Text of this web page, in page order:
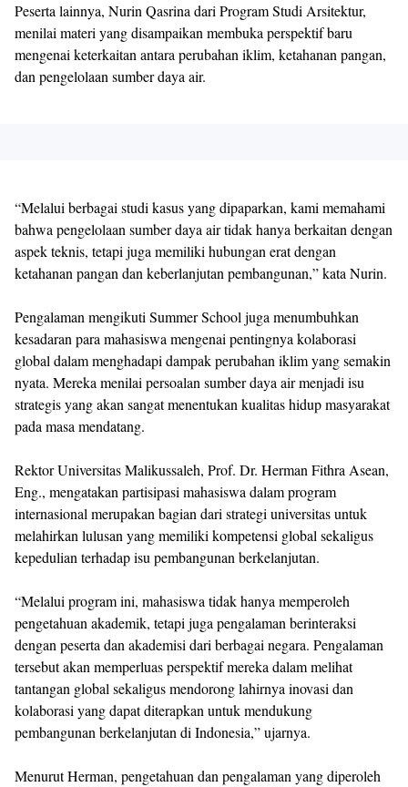
Peserta lainnya, Nurin Qasrina dari Program Studi Arsitektur,
menilai materi yang disampaikan membuka perspektif baru
mengenai keterkaitan antara perubahan iklim, ketahanan pangan,
dan pengelolaan sumber daya air.
“Melalui berbagai studi kasus yang dipaparkan, kami memahami
bahwa pengelolaan sumber daya air tidak hanya berkaitan dengan
aspek teknis, tetapi juga memiliki hubungan erat dengan
ketahanan pangan dan keberlanjutan pembangunan,” kata Nurin.
Pengalaman mengikuti Summer School juga menumbuhkan
kesadaran para mahasiswa mengenai pentingnya kolaborasi
global dalam menghadapi dampak perubahan iklim yang semakin
nyata. Mereka menilai persoalan sumber daya air menjadi isu
strategis yang akan sangat menentukan kualitas hidup masyarakat
pada masa mendatang.
Rektor Universitas Malikussaleh, Prof. Dr. Herman Fithra Asean,
Eng., mengatakan partisipasi mahasiswa dalam program
internasional merupakan bagian dari strategi universitas untuk
melahirkan lulusan yang memiliki kompetensi global sekaligus
kepedulian terhadap isu pembangunan berkelanjutan.
“Melalui program ini, mahasiswa tidak hanya memperoleh
pengetahuan akademik, tetapi juga pengalaman berinteraksi
dengan peserta dan akademisi dari berbagai negara. Pengalaman
tersebut akan memperluas perspektif mereka dalam melihat
tantangan global sekaligus mendorong lahirnya inovasi dan
kolaborasi yang dapat diterapkan untuk mendukung
pembangunan berkelanjutan di Indonesia,” ujarnya.
Menurut Herman, pengetahuan dan pengalaman yang diperoleh